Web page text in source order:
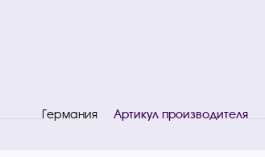
Германия Артикул производителя